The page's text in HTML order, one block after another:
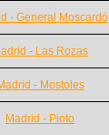
- General Moscardó
- Las Rozas
- Mostoles
Madrid - Pinto